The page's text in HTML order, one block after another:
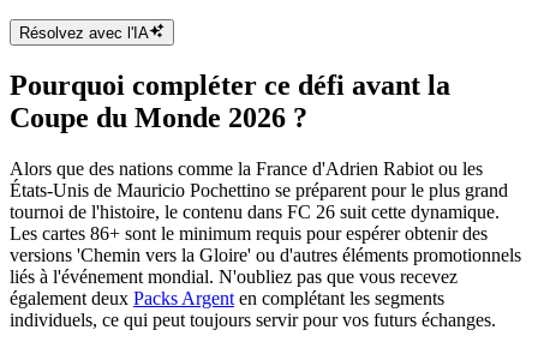
Résolvez avec l'IA
Pourquoi compléter ce défi avant la
Coupe du Monde 2026 ?
Alors que des nations comme la France d'Adrien Rabiot ou les
États-Unis de Mauricio Pochettino se préparent pour le plus grand
tournoi de l'histoire, le contenu dans FC 26 suit cette dynamique.
Les cartes 86+ sont le minimum requis pour espérer obtenir des
versions 'Chemin vers la Gloire' ou d'autres éléments promotionnels
liés à l'événement mondial. N'oubliez pas que vous recevez
également deux Packs Argent en complétant les segments
individuels, ce qui peut toujours servir pour vos futurs échanges.